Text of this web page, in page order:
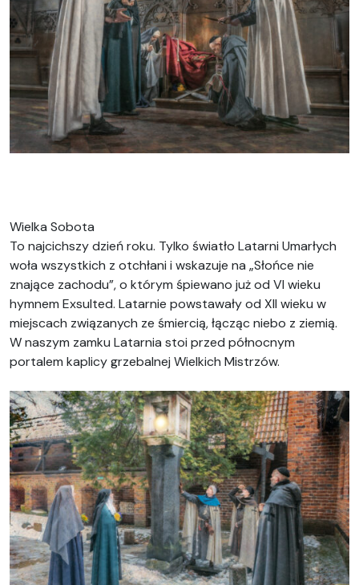
Wielka Sobota
To najcichszy dzień roku. Tylko światło Latarni Umarłych
woła wszystkich z otchłani i wskazuje na „Słońce nie
znające zachodu”, o którym śpiewano już od VI wieku
hymnem Exsulted. Latarnie powstawały od XII wieku w
miejscach związanych ze śmiercią, łącząc niebo z ziemią.
W naszym zamku Latarnia stoi przed północnym
portalem kaplicy grzebalnej Wielkich Mistrzów.